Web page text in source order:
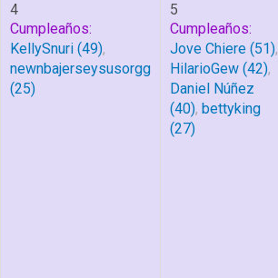
4
Cumpleaños:
KellySnuri (49),
newnbajerseysusorgg
(25)
5
Cumpleaños:
Jove Chiere (51),
HilarioGew (42),
Daniel Núñez
(40), bettyking
(27)